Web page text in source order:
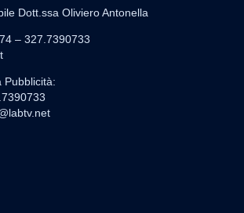
Dott.ssa Oliviero Antonella
– 327.7390733
Pubblicità: